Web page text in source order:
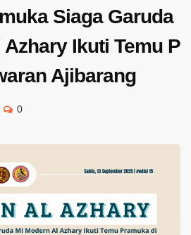
Siaga Garuda
Ikuti Temu P
Ajibarang
0